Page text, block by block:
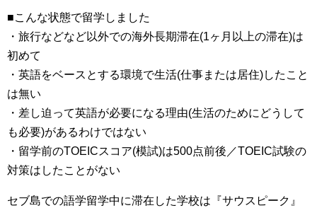
■こんな状態で留学しました
・旅行などなど以外での海外長期滞在(1ヶ月以上の滞在)は
初めて
・英語をベースとする環境で生活(仕事または居住)したこと
は無い
・差し迫って英語が必要になる理由(生活のためにどうして
も必要)があるわけではない
・留学前のTOEICスコア(模試)は500点前後／TOEIC試験の
対策はしたことがない
セブ島での語学留学中に滞在した学校は『サウスピーク』